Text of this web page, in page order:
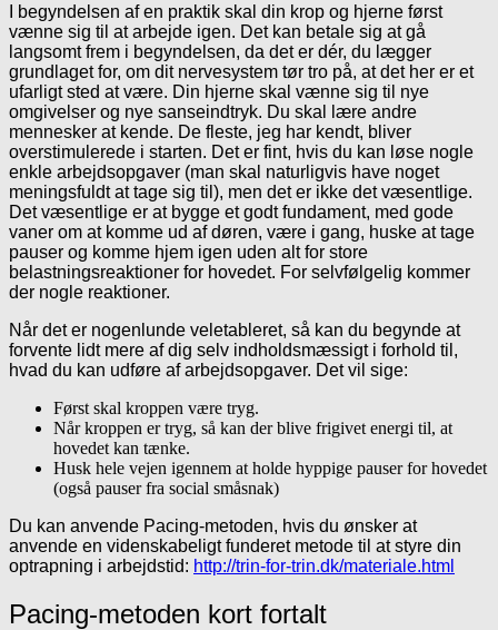
I begyndelsen af en praktik skal din krop og hjerne først
vænne sig til at arbejde igen. Det kan betale sig at gå
langsomt frem i begyndelsen, da det er dér, du lægger
grundlaget for, om dit nervesystem tør tro på, at det her er et
ufarligt sted at være. Din hjerne skal vænne sig til nye
omgivelser og nye sanseindtryk. Du skal lære andre
mennesker at kende. De fleste, jeg har kendt, bliver
overstimulerede i starten. Det er fint, hvis du kan løse nogle
enkle arbejdsopgaver (man skal naturligvis have noget
meningsfuldt at tage sig til), men det er ikke det væsentlige.
Det væsentlige er at bygge et godt fundament, med gode
vaner om at komme ud af døren, være i gang, huske at tage
pauser og komme hjem igen uden alt for store
belastningsreaktioner for hovedet. For selvfølgelig kommer
der nogle reaktioner.
Når det er nogenlunde veletableret, så kan du begynde at
forvente lidt mere af dig selv indholdsmæssigt i forhold til,
hvad du kan udføre af arbejdsopgaver. Det vil sige:
Først skal kroppen være tryg.
Når kroppen er tryg, så kan der blive frigivet energi til, at
hovedet kan tænke.
Husk hele vejen igennem at holde hyppige pauser for hovedet
(også pauser fra social småsnak)
Du kan anvende Pacing-metoden, hvis du ønsker at
anvende en videnskabeligt funderet metode til at styre din
optrapning i arbejdstid: http://trin-for-trin.dk/materiale.html
Pacing-metoden kort fortalt